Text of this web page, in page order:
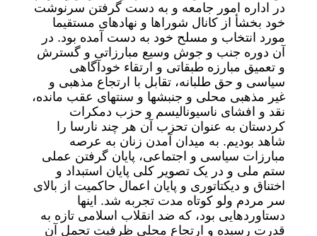
در اداره امور جامعه و به دست گرفتن سرنوشت
خود بخشأ از کانال شوراها و نهادهای مستقیما
مورد انتخاب و مسلح خود به دست آمده بود. در
آن دوره جنب و جوش وسیع مبارزاتی و گسترش
و تعمیق مبارزه طبقاتی و ارتقاء خودآگاهی
سیاسی و حق طلبانه، تقابل با ارتجاع مذهبی و
غیر مذهبی محلی و جنبشها و سنتهای عقب مانده،
نقد و افشای ناسیونالیسم و حزب دمکرات
کردستان به عنوان تحزب آن هر چند نارسا را
شاهد بودیم. به میدان آمدن زنان به عرصه
مبارزات سیاسی و اجتماعی، پایان گرفتن عملی
ستم ملی و در یک تصویر کلی پایان استبداد و
اختناق و دیکتاتوری و پایان اعمال حاکمیت از بالای
سر مردم ولو کوتاه مدت تجربه شد. اینها
دستاوردهایی بود، که ضد انقلاب اسلامی تازه به
قدرت رسیده و ارتجاع محلی ظرفیت تحمل آن